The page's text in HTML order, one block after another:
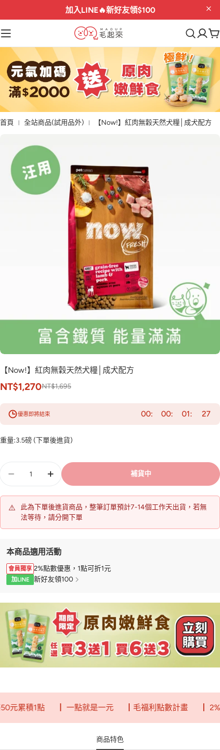
加入LINE🔥新好友領$100
購
物
車
首頁 全站商品(試用品外) 【Now!】紅肉無穀天然犬糧│成犬配方
【Now!】紅肉無穀天然犬糧│成犬配方
NT$1,270NT$1,695
優惠即將結束 00 00 01 26
重量:3.5磅 (下單後進貨)
量
補貨中
⚠️
此為下單後進貨商品，整筆訂單預計7-14個工作天出貨，若無
法等待，請分開下單
本商品適用活動
會員獨享 2%點數優惠，1點可折1元
加LINE 新好友領100
積1點 ┃ 一點就是一元 ┃毛福利點數計畫 ┃ 2%回
商品特色